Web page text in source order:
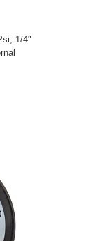
1/4"